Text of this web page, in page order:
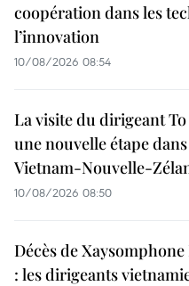
coopération dans les
l’innovation
10/08/2026 08:54
La visite du dirigeant
une nouvelle étape
Vietnam-Nouvelle-
10/08/2026 08:50
Décès de
: les dirigeants